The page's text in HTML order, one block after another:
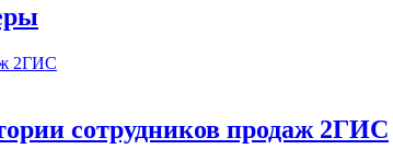
сотрудников продаж 2ГИС